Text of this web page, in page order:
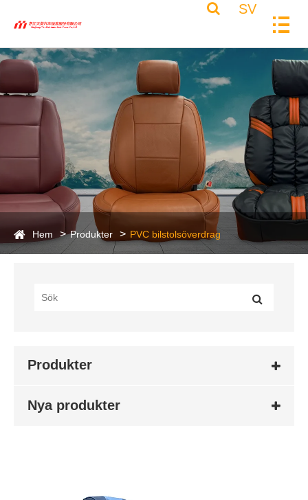
SV
Hem Produkter PVC bilstolsöverdrag
Produkter
Nya produkter